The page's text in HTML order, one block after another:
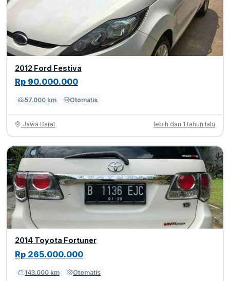
2012 Ford Festiva
Rp 90.000.000
57.000 km Otomatis
Jawa Barat lebih dari 1 tahun lalu
2014 Toyota Fortuner
Rp 265.000.000
143.000 km Otomatis